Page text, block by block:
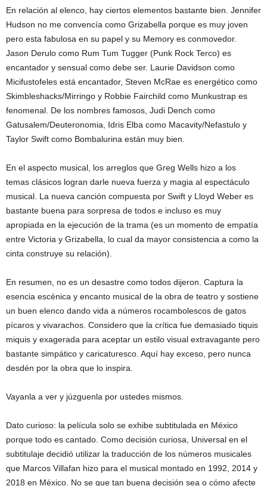
En relación al elenco, hay ciertos elementos bastante bien. Jennifer
Hudson no me convencía como Grizabella porque es muy joven
pero esta fabulosa en su papel y su Memory es conmovedor.
Jason Derulo como Rum Tum Tugger (Punk Rock Terco) es
encantador y sensual como debe ser. Laurie Davidson como
Micifustofeles está encantador, Steven McRae es energético como
Skimbleshacks/Mirringo y Robbie Fairchild como Munkustrap es
fenomenal. De los nombres famosos, Judi Dench como
Gatusalem/Deuteronomia, Idris Elba como Macavity/Nefastulo y
Taylor Swift como Bombalurina están muy bien.
En el aspecto musical, los arreglos que Greg Wells hizo a los
temas clásicos logran darle nueva fuerza y magia al espectáculo
musical. La nueva canción compuesta por Swift y Lloyd Weber es
bastante buena para sorpresa de todos e incluso es muy
apropiada en la ejecución de la trama (es un momento de empatía
entre Victoria y Grizabella, lo cual da mayor consistencia a como la
cinta construye su relación).
En resumen, no es un desastre como todos dijeron. Captura la
esencia escénica y encanto musical de la obra de teatro y sostiene
un buen elenco dando vida a números rocambolescos de gatos
pícaros y vivarachos. Considero que la crítica fue demasiado tiquis
miquis y exagerada para aceptar un estilo visual extravagante pero
bastante simpático y caricaturesco. Aquí hay exceso, pero nunca
desdén por la obra que lo inspira.
Vayanla a ver y júzguenla por ustedes mismos.
Dato curioso: la película solo se exhibe subtitulada en México
porque todo es cantado. Como decisión curiosa, Universal en el
subtitulaje decidió utilizar la traducción de los números musicales
que Marcos Villafan hizo para el musical montado en 1992, 2014 y
2018 en México. No se que tan buena decisión sea o cómo afecte